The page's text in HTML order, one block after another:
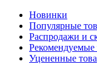
Новинки
Популярные
Распродажи и
Рекомендуемые
Уцененные